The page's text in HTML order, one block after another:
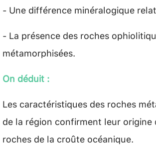
- Une différence minéralogique
- La présence des roches
métamorphisées.
On déduit :
Les caractéristiques des roches
de la région confirment leur origine
roches de la croûte océanique.